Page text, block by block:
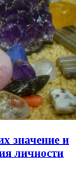
значение и
личности